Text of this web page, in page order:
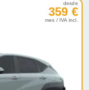
desde
359 €
mes / IVA incl.